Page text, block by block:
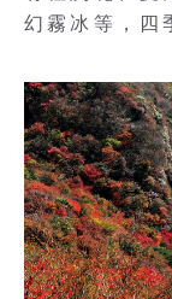
幻霧冰等，四